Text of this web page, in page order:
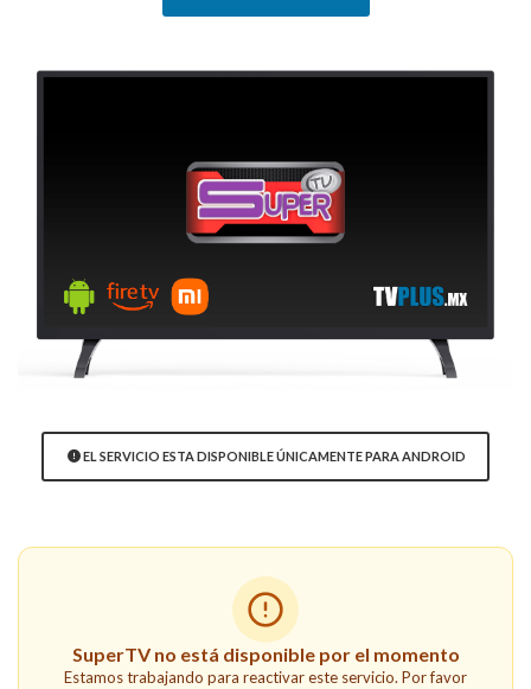
EL SERVICIO ESTA DISPONIBLE ÚNICAMENTE PARA ANDROID
SuperTV no está disponible por el momento
Estamos trabajando para reactivar este servicio. Por favor